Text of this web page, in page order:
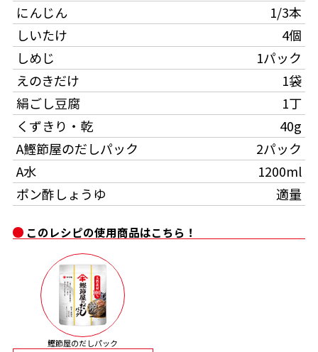
サッと鍋®
楽チン屋®
かつお節レシピ
めんつゆレシピ
割烹白だしレシピ
レシピ特設サイト
割烹白だしレシピ特集
だし巻き卵特集
かつおだしが決め手！簡単茶碗蒸し
だしコミュ
このレシピの使用商品はこちら！
鰹節屋のだしパック
にんじん
1/3本
しいたけ
4個
しめじ
1パック
えのきだけ
1袋
絹ごし豆腐
1丁
くずきり・乾
40g
A鰹節屋のだしパック
2パック
A水
1200ml
ポン酢しょうゆ
適量